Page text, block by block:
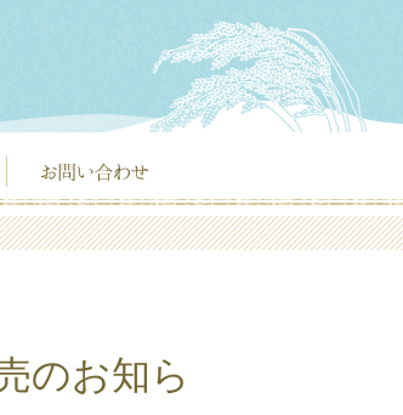
のお知ら